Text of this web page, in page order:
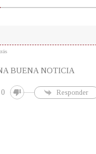
BUENA NOTICIA
0 Responder